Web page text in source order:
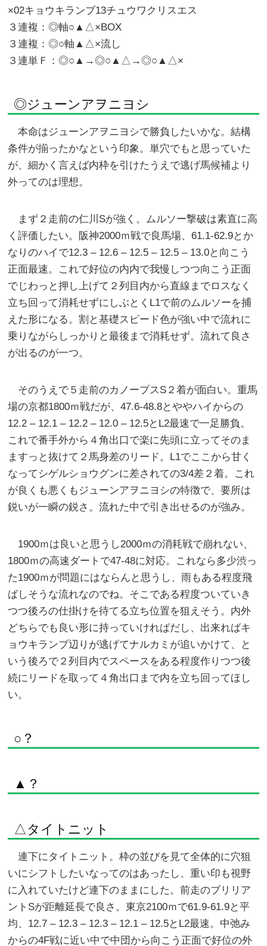
×02キョウキランブ13チュウワクリスエス
３連複：◎軸○▲△×BOX
３連複：◎○軸▲△×流し
３連単Ｆ：◎○▲→◎○▲△→◎○▲△×
◎ジューンアヲニヨシ
本命はジューンアヲニヨシで勝負したいかな。結構
条件が揃ったかなという印象。単穴でもと思っていた
が、細かく言えば内枠を引けたうえで逃げ馬候補より
外ってのは理想。
まず２走前の仁川Sが強く。ムルソー撃破は素直に高
く評価したい。阪神2000ｍ戦で良馬場、61.1-62.9とか
なりのハイで12.3 – 12.6 – 12.5 – 12.5 – 13.0と向こう
正面最速。これで好位の内内で我慢しつつ向こう正面
でじわっと押し上げて２列目内から直線までロスなく
立ち回って消耗せずにしぶとくL1で前のムルソーを捕
えた形になる。割と基礎スピード色が強い中で流れに
乗りながらしっかりと最後まで消耗せず。流れて良さ
が出るのが一つ。
そのうえで５走前のカノープスS２着が面白い。重馬
場の京都1800ｍ戦だが、47.6-48.8とややハイからの
12.2 – 12.1 – 12.2 – 12.0 – 12.5とL2最速で一足勝負。
これで番手外から４角出口で楽に先頭に立ってそのま
ますっと抜けて２馬身差のリード。L1でここから甘く
なってシゲルショウグンに差されての3/4差２着。これ
が良くも悪くもジューンアヲニヨシの特徴で、要所は
鋭いが一瞬の鋭さ。流れた中で引き出せるのが強み。
1900ｍは良いと思うし2000ｍの消耗戦で崩れない、
1800ｍの高速ダートで47-48に対応。これなら多少渋っ
た1900ｍが問題にはならんと思うし、雨もある程度飛
ばしそうな流れなのでね。そこである程度ついていき
つつ後ろの仕掛けを待てる立ち位置を狙えそう。内外
どちらでも良い形に持っていければだし、出来ればキ
ョウキランブ辺りが逃げてナルカミが追いかけて、と
いう後ろで２列目内でスペースをある程度作りつつ後
続にリードを取って４角出口まで内を立ち回ってほし
い。
○？
▲？
△タイトニット
連下にタイトニット。枠の並びを見て全体的に穴狙
いにシフトしたいなってのはあったし、重い印も視野
に入れていたけど連下のままにした。前走のブリリア
ントSが距離延長で良さ。東京2100ｍで61.9-61.9と平
均、12.7 – 12.3 – 12.3 – 12.1 – 12.5とL2最速。中弛み
からの4F戦に近い中で中団から向こう正面で好位の外